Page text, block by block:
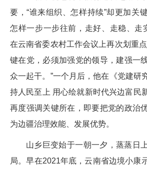
要，“谁来组织、怎样持续”却更加关
怎样一步一步往前，走好、走稳、走
在云南省委农村工作会议上再次划重
键在党，必须加强党的领导，建强一
众一起干。”一个月后，他在《党建研
持人民至上 用心绘就新时代兴边富民
再度强调关键所在，即要把党的政治
为边疆治理效能、发展优势。
山乡巨变始于一朝一夕，蒸蒸日
局。早在2021年底，云南省边境小康